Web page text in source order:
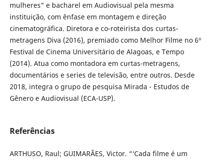
mulheres" e bacharel em Audiovisual pela mesma
instituição, com ênfase em montagem e direção
cinematográfica. Diretora e co-roteirista dos curtas-
metragens Diva (2016), premiado como Melhor Filme no 6º
Festival de Cinema Universitário de Alagoas, e Tempo
(2014). Atua como montadora em curtas-metragens,
documentários e series de televisão, entre outros. Desde
2018, integra o grupo de pesquisa Mirada - Estudos de
Gênero e Audiovisual (ECA-USP).
Referências
ARTHUSO, Raul; GUIMARÃES, Victor. “‘Cada filme é um